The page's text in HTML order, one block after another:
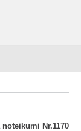
Nr.1170